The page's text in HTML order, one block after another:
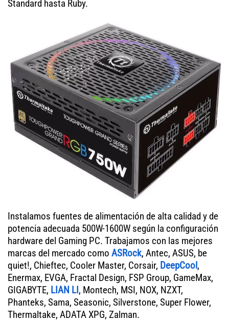
Standard hasta Ruby.
Instalamos fuentes de alimentación de alta calidad y de
potencia adecuada 500W-1600W según la configuración
hardware del Gaming PC. Trabajamos con las mejores
marcas del mercado como ASRock, Antec, ASUS, be
quiet!, Chieftec, Cooler Master, Corsair, DeepCool,
Enermax, EVGA, Fractal Design, FSP Group, GameMax,
GIGABYTE, LIAN LI, Montech, MSI, NOX, NZXT,
Phanteks, Sama, Seasonic, Silverstone, Super Flower,
Thermaltake, ADATA XPG, Zalman.